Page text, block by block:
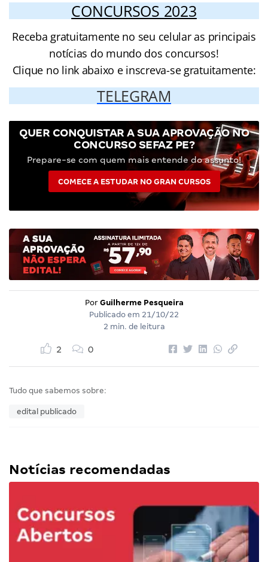
CONCURSOS 2023
Receba gratuitamente no seu celular as principais
notícias do mundo dos concursos!
Clique no link abaixo e inscreva-se gratuitamente:
TELEGRAM
QUER CONQUISTAR A SUA APROVAÇÃO NO
CONCURSO SEFAZ PE?
Prepare-se com quem mais entende do assunto!
COMECE A ESTUDAR NO GRAN CURSOS
Por Guilherme Pesqueira
Publicado em 21/10/22
2 min. de leitura
2 0
Tudo que sabemos sobre:
edital publicado
Notícias recomendadas